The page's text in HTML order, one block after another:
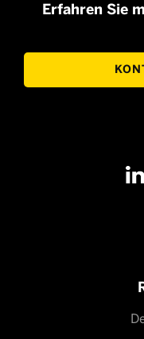
Erfahren Sie